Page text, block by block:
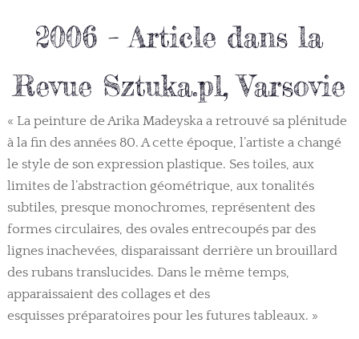
2006 – Article dans la
Revue Sztuka.pl, Varsovie
« La peinture de Arika Madeyska a retrouvé sa plénitude
à la fin des années 80. A cette époque, l’artiste a changé
le style de son expression plastique. Ses toiles, aux
limites de l’abstraction géométrique, aux tonalités
subtiles, presque monochromes, représentent des
formes circulaires, des ovales entrecoupés par des
lignes inachevées, disparaissant derrière un brouillard
des rubans translucides. Dans le même temps,
apparaissaient des collages et des
esquisses préparatoires pour les futures tableaux. »